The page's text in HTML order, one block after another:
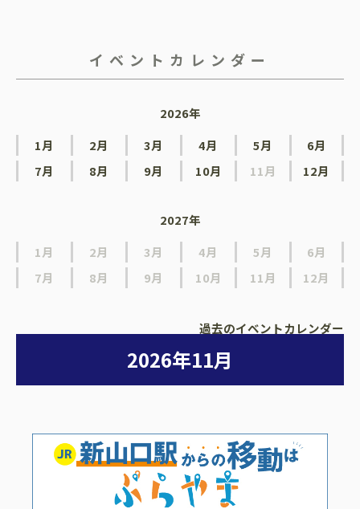
イベントカレンダー
2026年
1月
2月 3月 4月 5月
6月
7月
8月 9月 10月 11月 12月
2027年
1月
2月 3月 4月 5月
6月
7月
8月 9月 10月 11月 12月
過去のイベントカレンダー
2026年11月